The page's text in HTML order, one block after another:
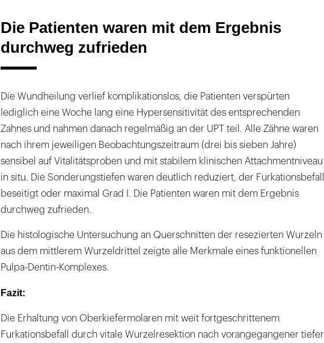
Die Patienten waren mit dem Ergebnis
durchweg zufrieden
Die Wundheilung verlief komplikationslos, die Patienten verspürten
lediglich eine Woche lang eine Hypersensitivität des entsprechenden
Zahnes und nahmen danach regelmäßig an der UPT teil. Alle Zähne waren
nach ihrem jeweiligen Beobachtungszeitraum (drei bis sieben Jahre)
sensibel auf Vitalitätsproben und mit stabilem klinischen Attachmentniveau
in situ. Die Sonderungstiefen waren deutlich reduziert, der Furkationsbefall
beseitigt oder maximal Grad I. Die Patienten waren mit dem Ergebnis
durchweg zufrieden.
Die histologische Untersuchung an Querschnitten der resezierten Wurzeln
aus dem mittlerem Wurzeldrittel zeigte alle Merkmale eines funktionellen
Pulpa-Dentin-Komplexes.
Fazit:
Die Erhaltung von Oberkiefermolaren mit weit fortgeschrittenem
Furkationsbefall durch vitale Wurzelresektion nach vorangegangener tiefer